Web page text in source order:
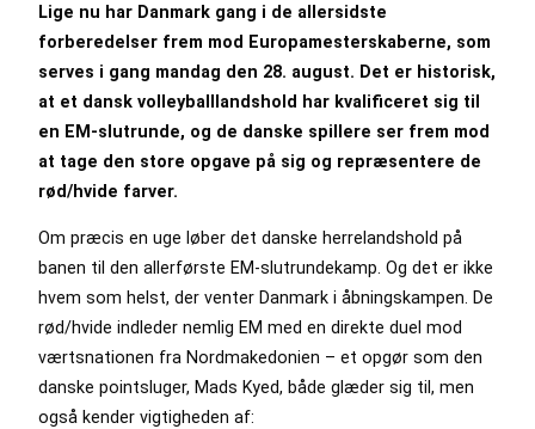
Lige nu har Danmark gang i de allersidste
forberedelser frem mod Europamesterskaberne, som
serves i gang mandag den 28. august. Det er historisk,
at et dansk volleyballlandshold har kvalificeret sig til
en EM-slutrunde, og de danske spillere ser frem mod
at tage den store opgave på sig og repræsentere de
rød/hvide farver.
Om præcis en uge løber det danske herrelandshold på
banen til den allerførste EM-slutrundekamp. Og det er ikke
hvem som helst, der venter Danmark i åbningskampen. De
rød/hvide indleder nemlig EM med en direkte duel mod
værtsnationen fra Nordmakedonien – et opgør som den
danske pointsluger, Mads Kyed, både glæder sig til, men
også kender vigtigheden af: